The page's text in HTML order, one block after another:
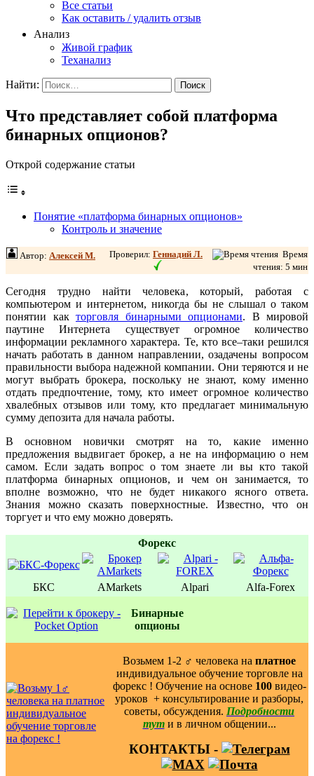
Все статьи
Как оставить / удалить отзыв
Анализ
Живой график
Теханализ
Найти:
Что представляет собой платформа
бинарных опционов?
Открой содержание статьи
Понятие «платформа бинарных опционов»
Контроль и значение
Автор: Алексей М. Проверил: Геннадий Л.
Время
чтения: 5 мин
Сегодня трудно найти человека, который, работая с
компьютером и интернетом, никогда бы не слышал о таком
понятии как торговля бинарными опционами. В мировой
паутине Интернета существует огромное количество
информации рекламного характера. Те, кто все–таки решился
начать работать в данном направлении, озадачены вопросом
правильности выбора надежной компании. Они теряются и не
могут выбрать брокера, поскольку не знают, кому именно
отдать предпочтение, тому, кто имеет огромное количество
хвалебных отзывов или тому, кто предлагает минимальную
сумму депозита для начала работы.
В основном новички смотрят на то, какие именно
предложения выдвигает брокер, а не на информацию о нем
самом. Если задать вопрос о том знаете ли вы кто такой
платформа бинарных опционов, и чем он занимается, то
вполне возможно, что не будет никакого ясного ответа.
Знания можно сказать поверхностные. Известно, что он
торгует и что ему можно доверять.
Форекс
БКС AMarkets Alpari Alfa-Forex
Бинаpные
oпционы
Возьмем 1-2 ‍♂️ человека на платное
индивидуальное обучение торговле на
форекс ! Обучение на основе 100видео-
уроков ️ + консультирование и разборы,
советы, обсуждения. Подробности
тут и в личном общении...
КОНТАКТЫ -